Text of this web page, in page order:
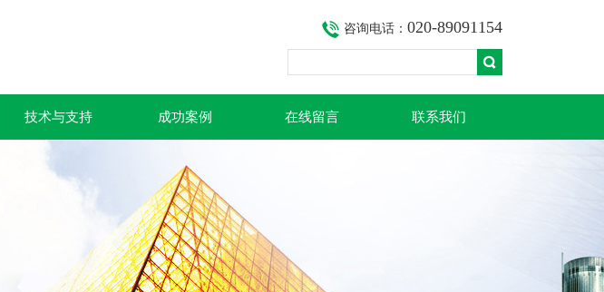
咨询电话： 020-89091154
技术与支持 成功案例 在线留言 联系我们